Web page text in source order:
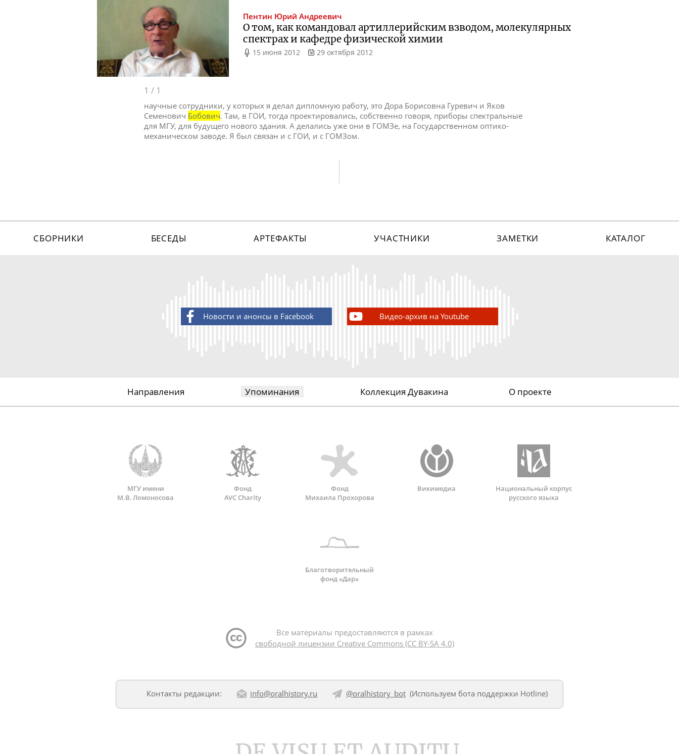
Пентин Юрий Андреевич
О том, как командовал артиллерийским взводом, молекулярных
спектрах и кафедре физической химии
15 июня 2012 29 октября 2012
1 / 1
научные сотрудники, у которых я делал дипломную работу, это Дора Борисовна Гуревич и Яков
Семенович Бобович. Там, в ГОИ, тогда проектировались, собственно говоря, приборы спектральные
для МГУ, для будущего нового здания. А делались уже они в ГОМЗе, на Государственном оптико-
механическом заводе. Я был связан и с ГОИ, и с ГОМЗом.
СБОРНИКИ БЕСЕДЫ АРТЕФАКТЫ УЧАСТНИКИ ЗАМЕТКИ КАТАЛОГ
Новости и анонсы в Facebook Видео-архив на Youtube
Направления Упоминания Коллекция Дувакина О проекте
МГУ имени
М.В. Ломоносова
Фонд
AVC Charity
Фонд
Михаила Прохорова
Викимедиа
Национальный корпус
русского языка
Благотворительный
фонд «Дар»
Все материалы предоставляются в рамках
свободной лицензии Creative Commons (CC BY-SA 4.0)
Контакты редакции: info@oralhistory.ru @oralhistory_bot(Используем бота поддержки Hotline)